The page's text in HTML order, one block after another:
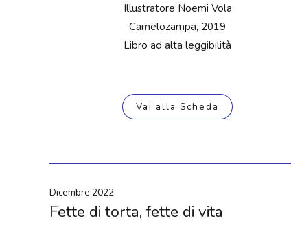
Illustratore Noemi Vola
Camelozampa, 2019
Libro ad alta leggibilità
Vai alla Scheda
Dicembre 2022
Fette di torta, fette di vita